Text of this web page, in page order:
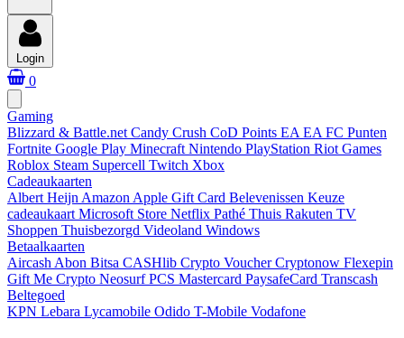
Login
0
Gaming
Blizzard & Battle.net Candy Crush CoD Points EA EA FC Punten
Fortnite Google Play Minecraft Nintendo PlayStation Riot Games
Roblox Steam Supercell Twitch Xbox
Cadeaukaarten
Albert Heijn Amazon Apple Gift Card Belevenissen Keuze
cadeaukaart Microsoft Store Netflix Pathé Thuis Rakuten TV
Shoppen Thuisbezorgd Videoland Windows
Betaalkaarten
Aircash Abon Bitsa CASHlib Crypto VoucherCryptonow Flexepin
Gift Me Crypto NeosurfPCS Mastercard PaysafeCard Transcash
Beltegoed
KPN Lebara Lycamobile Odido T-Mobile Vodafone